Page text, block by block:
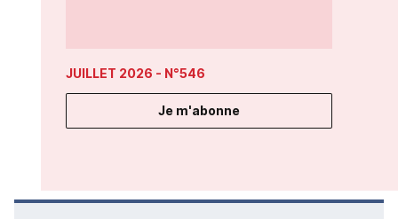
JUILLET 2026 - N°546
Je m'abonne